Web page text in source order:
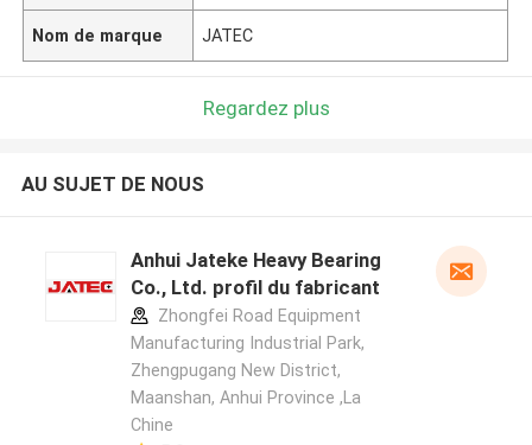
Nom de marque JATEC
Regardez plus
AU SUJET DE NOUS
Anhui Jateke Heavy Bearing
Co., Ltd. profil du fabricant
Zhongfei Road Equipment
Manufacturing Industrial Park,
Zhengpugang New District,
Maanshan, Anhui Province ,La
Chine